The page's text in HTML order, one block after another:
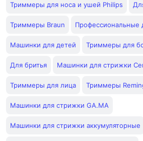
Триммеры для носа и ушей Philips
Триммеры Braun Профессиональные
Машинки для детей Триммеры для
Для бритья Машинки для стрижки
Триммеры для лица Триммеры
Машинки для стрижки GA.MA
Машинки для стрижки аккумуляторные